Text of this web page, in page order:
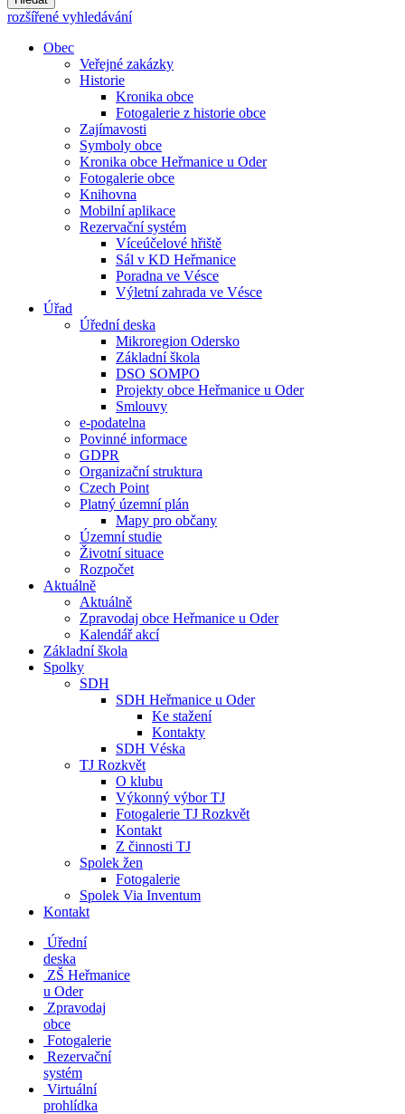
rozšířené vyhledávání
Obec
Veřejné zakázky
Historie
Kronika obce
Fotogalerie z historie obce
Zajímavosti
Symboly obce
Kronika obce Heřmanice u Oder
Fotogalerie obce
Knihovna
Mobilní aplikace
Rezervační systém
Víceúčelové hřiště
Sál v KD Heřmanice
Poradna ve Vésce
Výletní zahrada ve Vésce
Úřad
Úřední deska
Mikroregion Odersko
Základní škola
DSO SOMPO
Projekty obce Heřmanice u Oder
Smlouvy
e-podatelna
Povinné informace
GDPR
Organizační struktura
Czech Point
Platný územní plán
Mapy pro občany
Územní studie
Životní situace
Rozpočet
Aktuálně
Aktuálně
Zpravodaj obce Heřmanice u Oder
Kalendář akcí
Základní škola
Spolky
SDH
SDH Heřmanice u Oder
Ke stažení
Kontakty
SDH Véska
TJ Rozkvět
O klubu
Výkonný výbor TJ
Fotogalerie TJ Rozkvět
Kontakt
Z činnosti TJ
Spolek žen
Fotogalerie
Spolek Via Inventum
Kontakt
Úřední
deska
ZŠ Heřmanice
u Oder
Zpravodaj
obce
Fotogalerie
Rezervační
systém
Virtuální
prohlídka